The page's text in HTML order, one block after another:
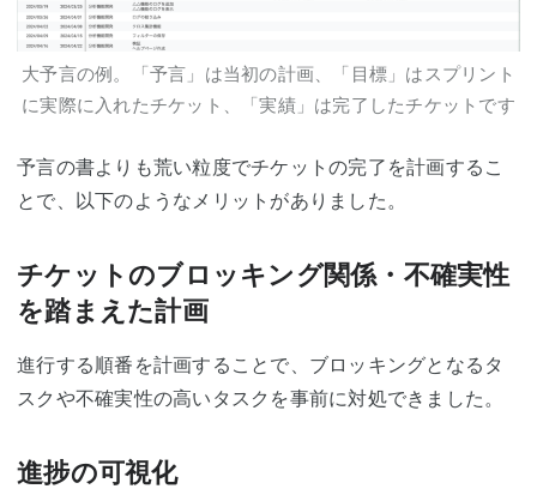
大予言の例。「予言」は当初の計画、「目標」はスプリント
に実際に入れたチケット、「実績」は完了したチケットです
予言の書よりも荒い粒度でチケットの完了を計画するこ
とで、以下のようなメリットがありました。
チケットのブロッキング関係・不確実性
を踏まえた計画
進行する順番を計画することで、ブロッキングとなるタ
スクや不確実性の高いタスクを事前に対処できました。
進捗の可視化